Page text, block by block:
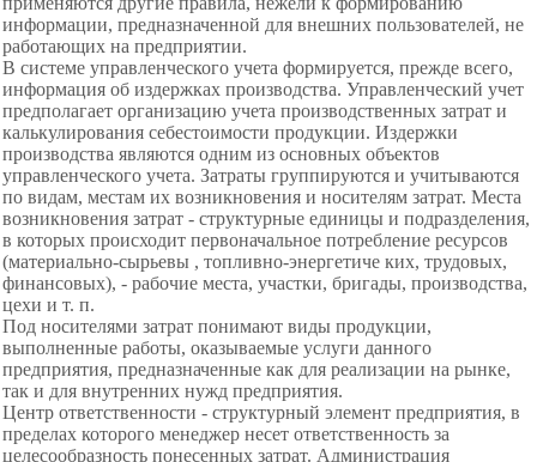
информации, предназначенной для внешних пользователей, не
работающих на предприятии.
В системе управленческого учета формируется, прежде всего,
информация об издержках производства. Управленческий учет
предполагает организацию учета производственных затрат и
калькулирования себестоимости продукции. Издержки
производства являются одним из основных объектов
управленческого учета. Затраты группируются и учитываются
по видам, местам их возникновения и носителям затрат. Места
возникновения затрат - структурные единицы и подразделения,
в которых происходит первоначальное потребление ресурсов
(материально-сырьевы , топливно-энергетиче ких, трудовых,
финансовых), - рабочие места, участки, бригады, производства,
цехи и т. п.
Под носителями затрат понимают виды продукции,
выполненные работы, оказываемые услуги данного
предприятия, предназначенные как для реализации на рынке,
так и для внутренних нужд предприятия.
Центр ответственности - структурный элемент предприятия, в
пределах которого менеджер несет ответственность за
целесообразность понесенных затрат. Администрация